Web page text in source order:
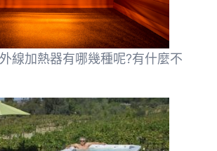
線加熱器有哪幾種呢?有什麼不